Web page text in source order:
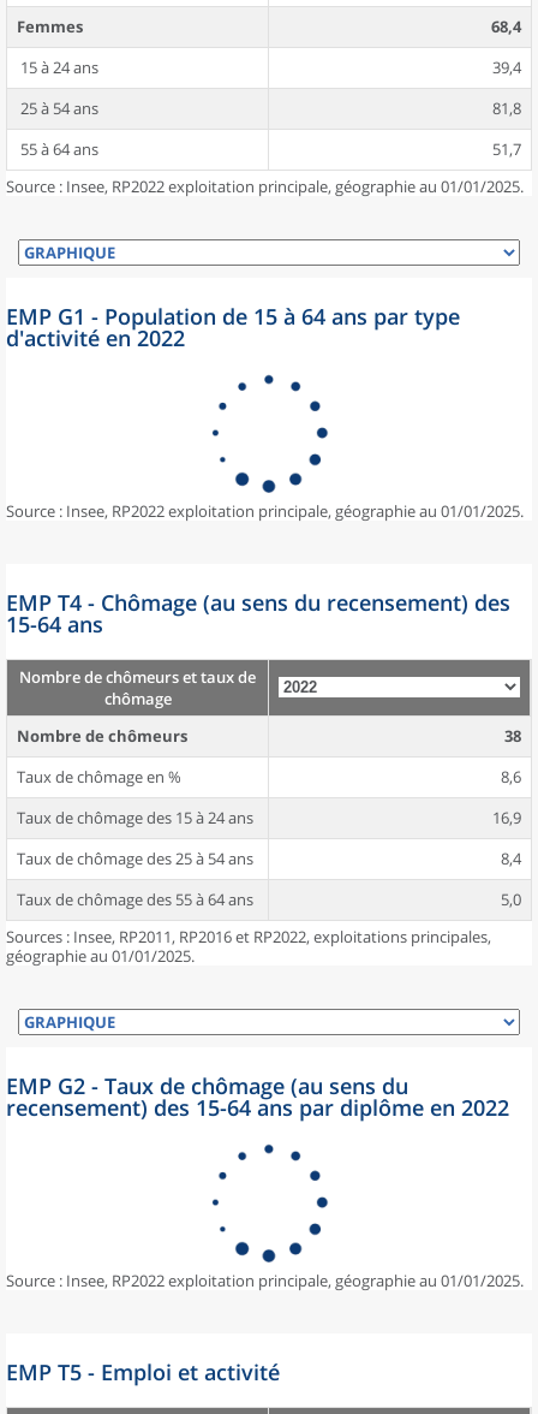
Femmes
68,4
15 à 24 ans
39,4
25 à 54 ans
81,8
55 à 64 ans
51,7
Source : Insee, RP2022 exploitation principale, géographie au 01/01/2025.
EMP G1 - Population de 15 à 64 ans par type
d'activité en 2022
Source : Insee, RP2022 exploitation principale, géographie au 01/01/2025.
EMP T4 - Chômage (au sens du recensement) des
15-64 ans
Nombre de chômeurs et taux de
chômage
Nombre de chômeurs
38
Taux de chômage en %
8,6
Taux de chômage des 15 à 24 ans
16,9
Taux de chômage des 25 à 54 ans
8,4
Taux de chômage des 55 à 64 ans
5,0
Sources : Insee, RP2011, RP2016 et RP2022, exploitations principales,
géographie au 01/01/2025.
EMP G2 - Taux de chômage (au sens du
recensement) des 15-64 ans par diplôme en 2022
Source : Insee, RP2022 exploitation principale, géographie au 01/01/2025.
EMP T5 - Emploi et activité